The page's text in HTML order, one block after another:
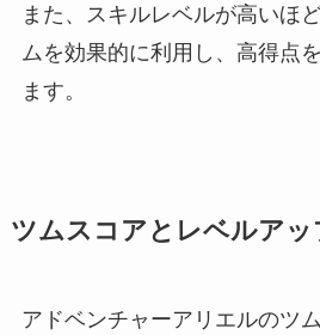
また、スキルレベルが高いほ
ムを効果的に利用し、高得点
ます。
ツムスコアとレベルアッ
アドベンチャーアリエルのツ